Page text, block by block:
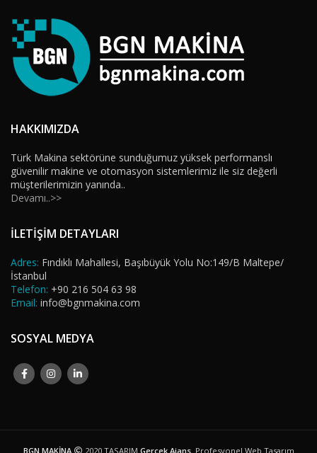
HAKKIMIZDA
Türk Makina sektörüne sunduğumuz yüksek performanslı
güvenilir makine ve otomasyon sistemlerimiz ile siz değerli
müşterilerimizin yanında..
Devamı..>>
İLETİŞİM DETAYLARI
Adres: Fındıklı Mahallesi, Başıbüyük Yolu No:149/B Maltepe/
İstanbul
Telefon: +90 216 504 63 98
Email: info@bgnmakina.com
SOSYAL MEDYA
BGN MAKİNA 2020 TASARIM Gerçek Ajans. Profesyonel Web Tasarım